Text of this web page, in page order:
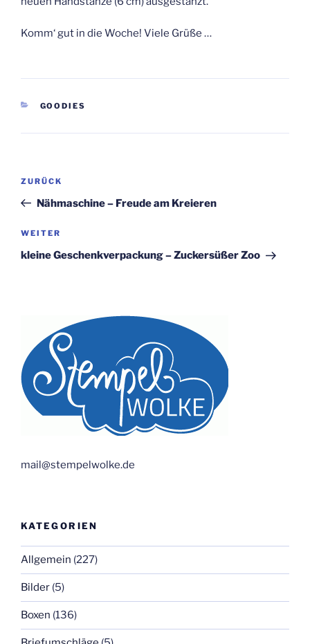
Komm‘ gut in die Woche! Viele Grüße …
KATEGORIEN
GOODIES
Beitragsnavigation
Vorheriger
Beitrag
ZURÜCK
Nähmaschine – Freude am Kreieren
Nächster
Beitrag
WEITER
kleine Geschenkverpackung – Zuckersüßer Zoo
mail@stempelwolke.de
KATEGORIEN
Allgemein (227)
Bilder (5)
Boxen (136)